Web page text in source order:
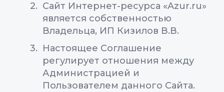
Сайт Интернет-ресурса «Azur.ru»
является собственностью
Владельца, ИП Кизилов В.В.
Настоящее Соглашение
регулирует отношения между
Администрацией и
Пользователем данного Сайта.